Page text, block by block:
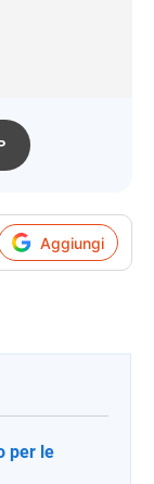
Aggiungi
per le